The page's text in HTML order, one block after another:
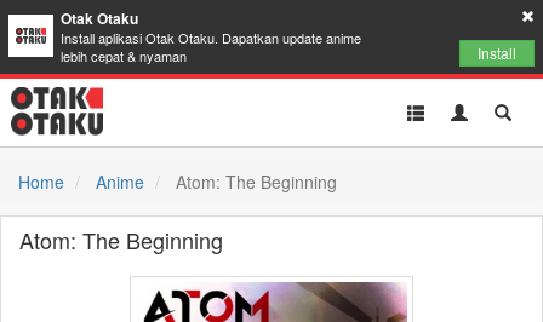
Otak Otaku
Install aplikasi Otak Otaku. Dapatkan update anime
lebih cepat & nyaman
Install
Toggle
Toggle
Home
Anime Atom: The Beginning
Atom: The Beginning